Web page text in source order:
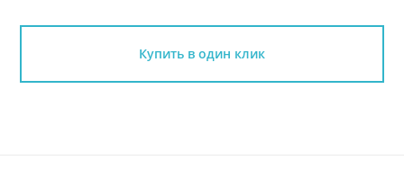
Купить в один клик